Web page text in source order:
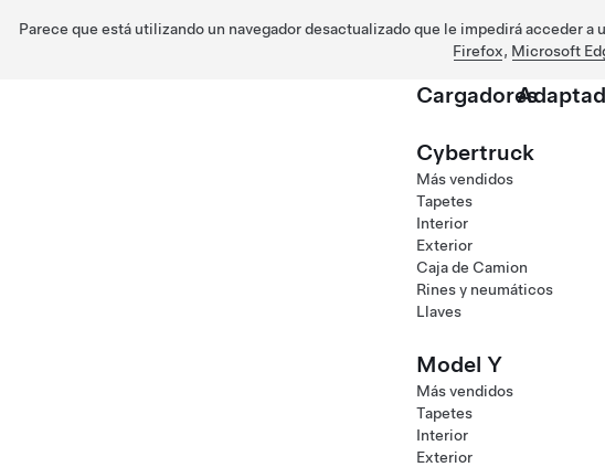
Parece que está utilizando un navegador desactualizado que le impedirá acceder
Firefox, Microsoft
Cargadores
Cybertruck
Más vendidos
Tapetes
Interior
Exterior
Caja de Camion
Rines y neumáticos
Llaves
Model Y
Más vendidos
Tapetes
Interior
Exterior